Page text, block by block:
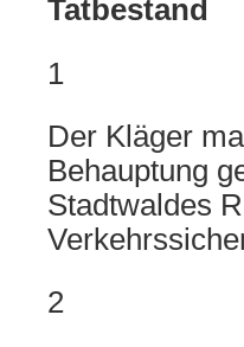
Tatbestand
1
Der Kläger
Behauptung
Stadtwaldes
2